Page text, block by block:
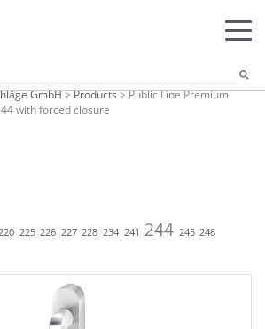
GmbH>Products>Public Line Premium
with forced closure
225 226 227 228 234 241 244 245 248